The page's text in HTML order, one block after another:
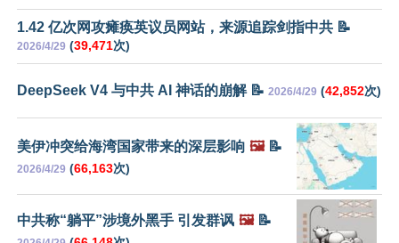
1.42 亿次网攻瘫痪英议员网站，来源追踪剑指中共 📝
2026/4/29 (39,471次)
DeepSeek V4 与中共 AI 神话的崩解 📝 2026/4/29 (42,852次)
美伊冲突给海湾国家带来的深层影响 🖼️📝
2026/4/29 (66,163次)
中共称“躺平”涉境外黑手 引发群讽 🖼️📝